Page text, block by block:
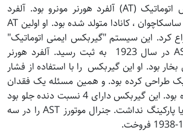
مخترع اولین گیربکس اتوماتیک (AT) آلفرد هورنر مونرو بود. آلفرد
هورنر مونرو در رجینا ، ساسکاچوان ، کانادا متولد شده بود. او اولین AT
1921 اختراع کرد. این سیستم "گیربکس ایمنی اتوماتیک"
(AST) نام داشت. AST در سال 1923 به ثبت رسید. آلفرد هورنر
بود. او این گیربکس را با استفاده از فشار
طراحی کرده بود. و همین مسئله یک فقدان
بزرگ قدرت ایجاد کرده بود. این گیربکس دارای 4 نسبت دنده جلو بود
، اما هیچ دنده عقب یا پارکینگ نداشت. جنرال موتورز AST را در سه